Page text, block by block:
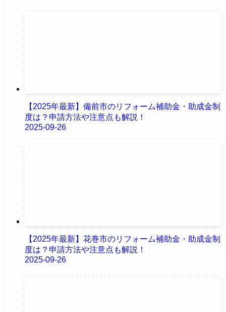
【2025年最新】備前市のリフォーム補助金・助成金制
度は？申請方法や注意点も解説！
2025-09-26
【2025年最新】花巻市のリフォーム補助金・助成金制
度は？申請方法や注意点も解説！
2025-09-26